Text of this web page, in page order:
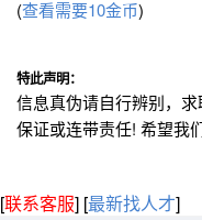
(查看需要10金币)
特此声明：
信息真伪请自行辨别，
保证或连带责任! 希望我
[联系客服] [最新找人才]